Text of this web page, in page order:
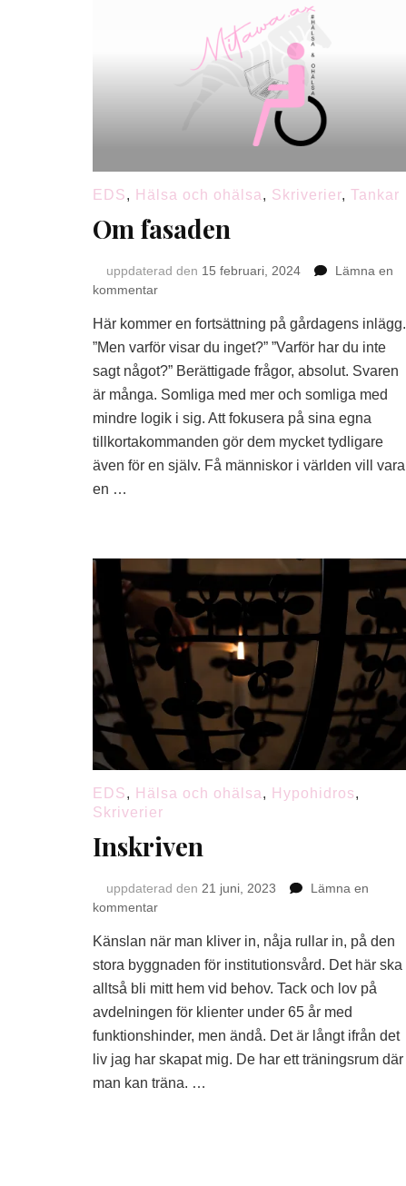
EDS, Hälsa och ohälsa, Skriverier, Tankar
Om fasaden
uppdaterad den 15 februari, 2024
Lämna en
kommentarpå
fasaden
Här kommer en fortsättning på gårdagens inlägg.
”Men varför visar du inget?” ”Varför har du inte
sagt något?” Berättigade frågor, absolut. Svaren
är många. Somliga med mer och somliga med
mindre logik i sig. Att fokusera på sina egna
tillkortakommanden gör dem mycket tydligare
även för en själv. Få människor i världen vill vara
en …
EDS, Hälsa och ohälsa, Hypohidros,
Skriverier
Inskriven
uppdaterad den 21 juni, 2023
Lämna en
kommentarpå
Känslan när man kliver in, nåja rullar in, på den
stora byggnaden för institutionsvård. Det här ska
alltså bli mitt hem vid behov. Tack och lov på
avdelningen för klienter under 65 år med
funktionshinder, men ändå. Det är långt ifrån det
liv jag har skapat mig. De har ett träningsrum där
man kan träna. …